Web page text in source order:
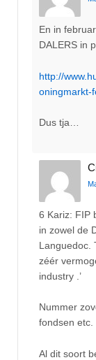
En in
DALERS in
http://
oningmarkt-
Dus tja…
6 Kariz: FIP
in zowel de
Languedoc.
zéér
industry .’
Nummer
fondsen etc.
Al dit soort